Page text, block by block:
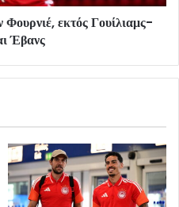
εκτός Γουίλιαμς-
Έβανς